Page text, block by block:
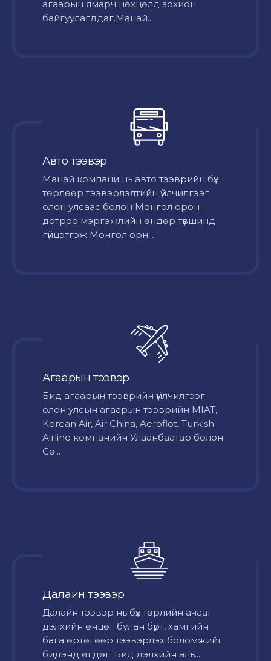
агаарын ямарч нөхцөлд зохион
байгуулагддаг.Манай...
Авто тээвэр
Mанай компани нь авто тээврийн бүх
төрлөөр тээвэрлэлтийн үйлчилгээг
олон улсаас болон Монгол орон
дотроо мэргэжлийн өндөр түвшинд
гүйцэтгэж Монгол орн...
Агаарын тээвэр
Бид агаарын тээврийн үйлчилгээг
олон улсын агаарын тээврийн MIAT,
Korean Air, Air China, Aeroflot, Turkish
Airline компанийн Улаанбаатар болон
Сө...
Далайн тээвэр
Далайн тээвэр нь бүх төрлийн ачааг
дэлхийн өнцөг булан бүрт, хамгийн
бага өртөгөөр тээвэрлэх боломжийг
бидэнд өгдөг. Бид дэлхийн аль...